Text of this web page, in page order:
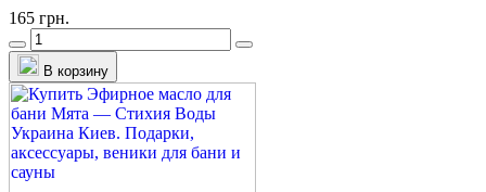
165 грн.
В корзину